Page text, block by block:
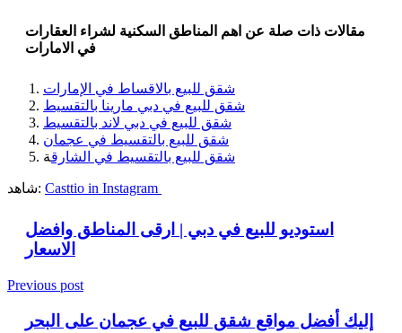
مقالات ذات صلة عن اهم المناطق السكنية لشراء العقارات
في الامارات
شقق للبيع بالاقساط في الإمارات
شقق للبيع في دبي مارينا بالتقسيط
شقق للبيع في دبي لاند بالتقسيط
شقق للبيع بالتقسيط في عجمان
شقق للبيع بالتقسيط في الشارقة
شاهد: Casttio in Instagram
استوديو للبيع في دبي | ارقى المناطق وافضل
الاسعار
Previous post
إليك أفضل مواقع شقق للبيع في عجمان على البحر